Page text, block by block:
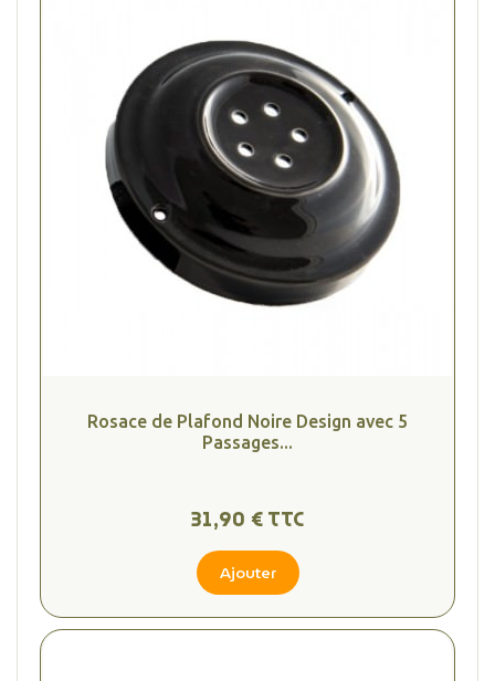
Rosace de Plafond Noire Design avec 5
Passages...
31,90 € TTC
Ajouter